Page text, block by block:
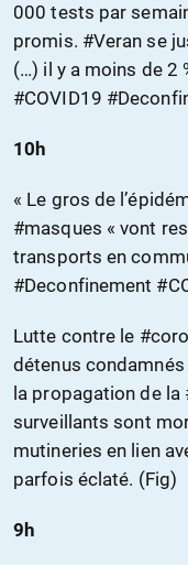
000 tests par
promis. #Veran se
(…) il y a moins de 2
#COVID19
10h
« Le gros de
#masques « vont
transports en
#Deconfinement
Lutte contre le
détenus
la propagation de
surveillants sont
mutineries en lien
parfois éclaté. (Fig)
9h